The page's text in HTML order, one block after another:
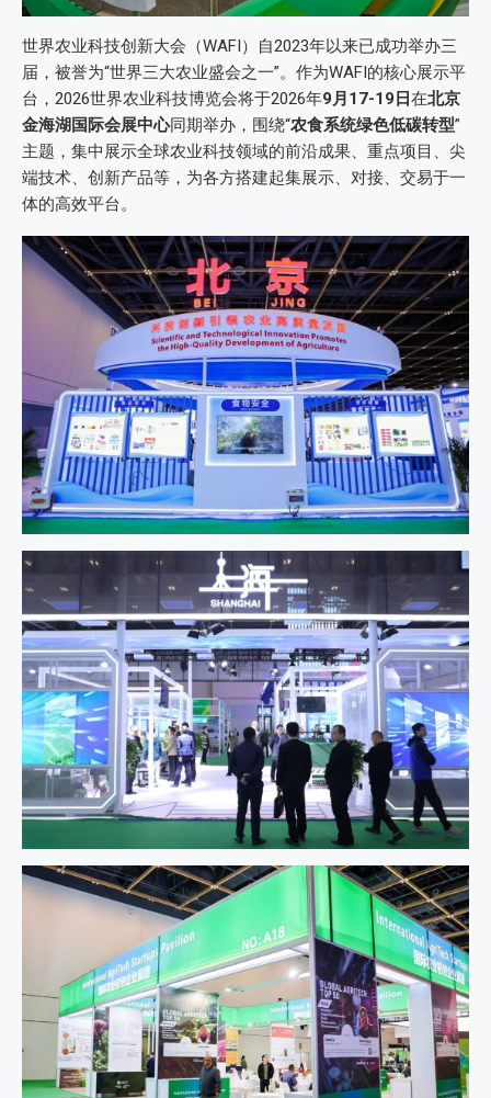
世界农业科技创新大会（WAFI）自2023年以来已成功举办三
届，被誉为“世界三大农业盛会之一”。作为WAFI的核心展示平
台，2026世界农业科技博览会将于2026年9月17-19日在北京
金海湖国际会展中心同期举办，围绕“农食系统绿色低碳转型”
主题，集中展示全球农业科技领域的前沿成果、重点项目、尖
端技术、创新产品等，为各方搭建起集展示、对接、交易于一
体的高效平台。